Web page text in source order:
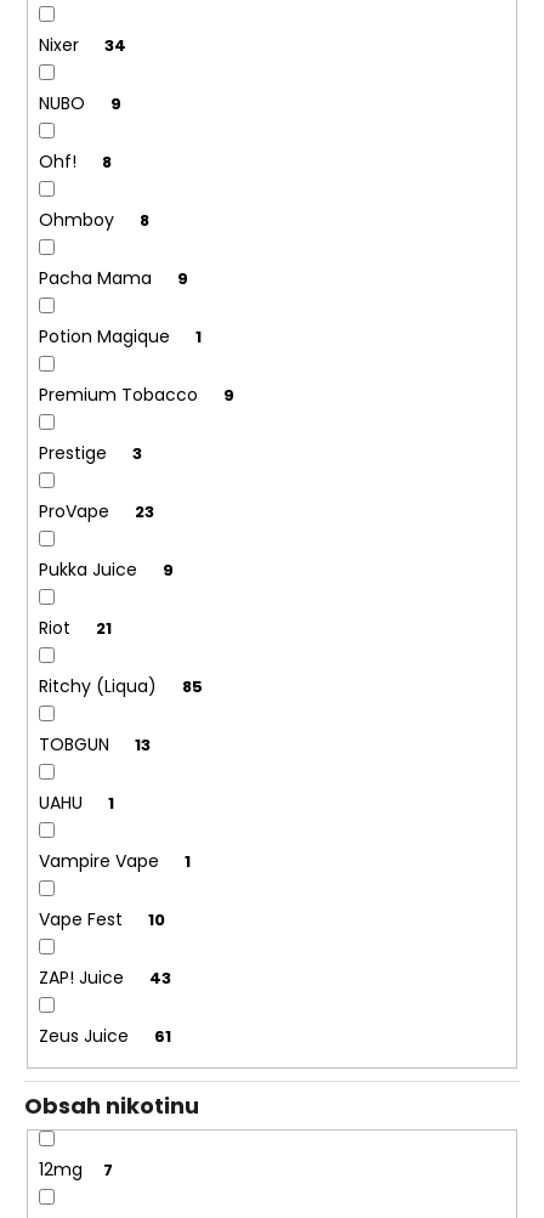
Nixer 34
NUBO 9
Ohf! 8
Ohmboy 8
Pacha Mama 9
Potion Magique 1
Premium Tobacco 9
Prestige 3
ProVape 23
Pukka Juice 9
Riot 21
Ritchy (Liqua) 85
TOBGUN 13
UAHU 1
Vampire Vape 1
Vape Fest 10
ZAP! Juice 43
Zeus Juice 61
Obsah nikotinu
12mg 7